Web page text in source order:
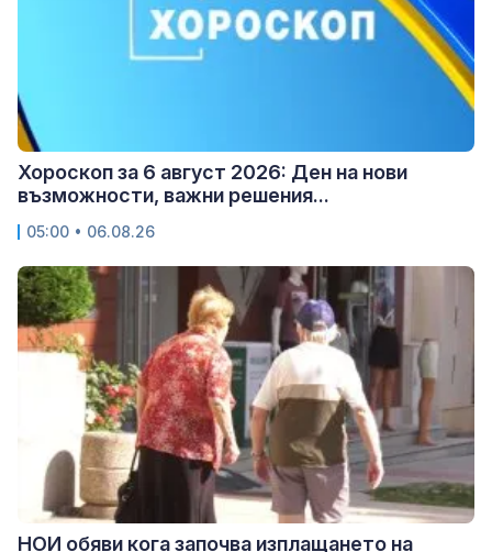
Хороскоп за 6 август 2026: Ден на нови
възможности, важни решения...
05:00 • 06.08.26
НОИ обяви кога започва изплащането на